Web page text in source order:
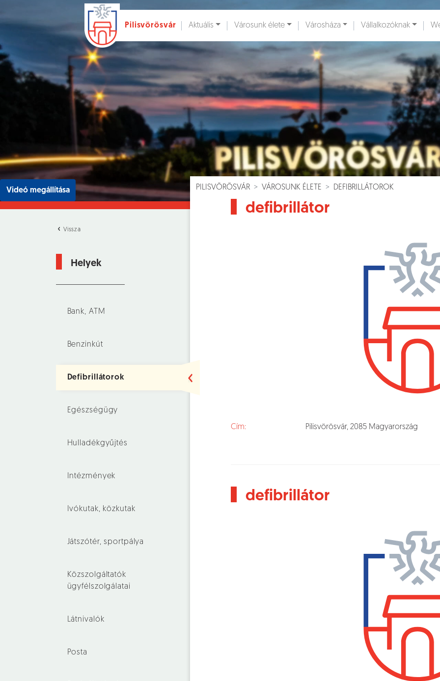
Ugrás a fő tartalomhoz
Pilisvörösvár Aktuális Városunk élete Városháza Vállalkozóknak
Videó megállítása
Vissza
Helyek
Bank, ATM
Benzinkút
Defibrillátorok
Egészségügy
Hulladékgyűjtés
Intézmények
Ivókutak, közkutak
Játszótér, sportpálya
Közszolgáltatók
ügyfélszolgálatai
Látnivalók
Posta
PILISVÖRÖSVÁR VÁROSUNK ÉLETE DEFIBRILLÁTOROK
defibrillátor
Cím: Pilisvörösvár, 2085 Magyarország
defibrillátor
Hírek [ Események [] Dokumentumok [